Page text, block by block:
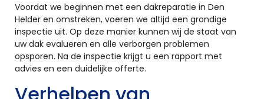
Voordat we beginnen met een dakreparatie in Den
Helder en omstreken, voeren we altijd een grondige
inspectie uit. Op deze manier kunnen wij de staat van
uw dak evalueren en alle verborgen problemen
opsporen. Na de inspectie krijgt u een rapport met
advies en een duidelijke offerte.